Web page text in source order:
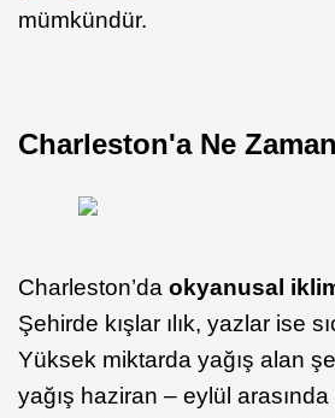
mümkündür.
Charleston'a Ne
Charleston’da okyanusal
Şehirde kışlar ılık, yazlar ise
Yüksek miktarda yağış alan
yağış haziran – eylül arasında